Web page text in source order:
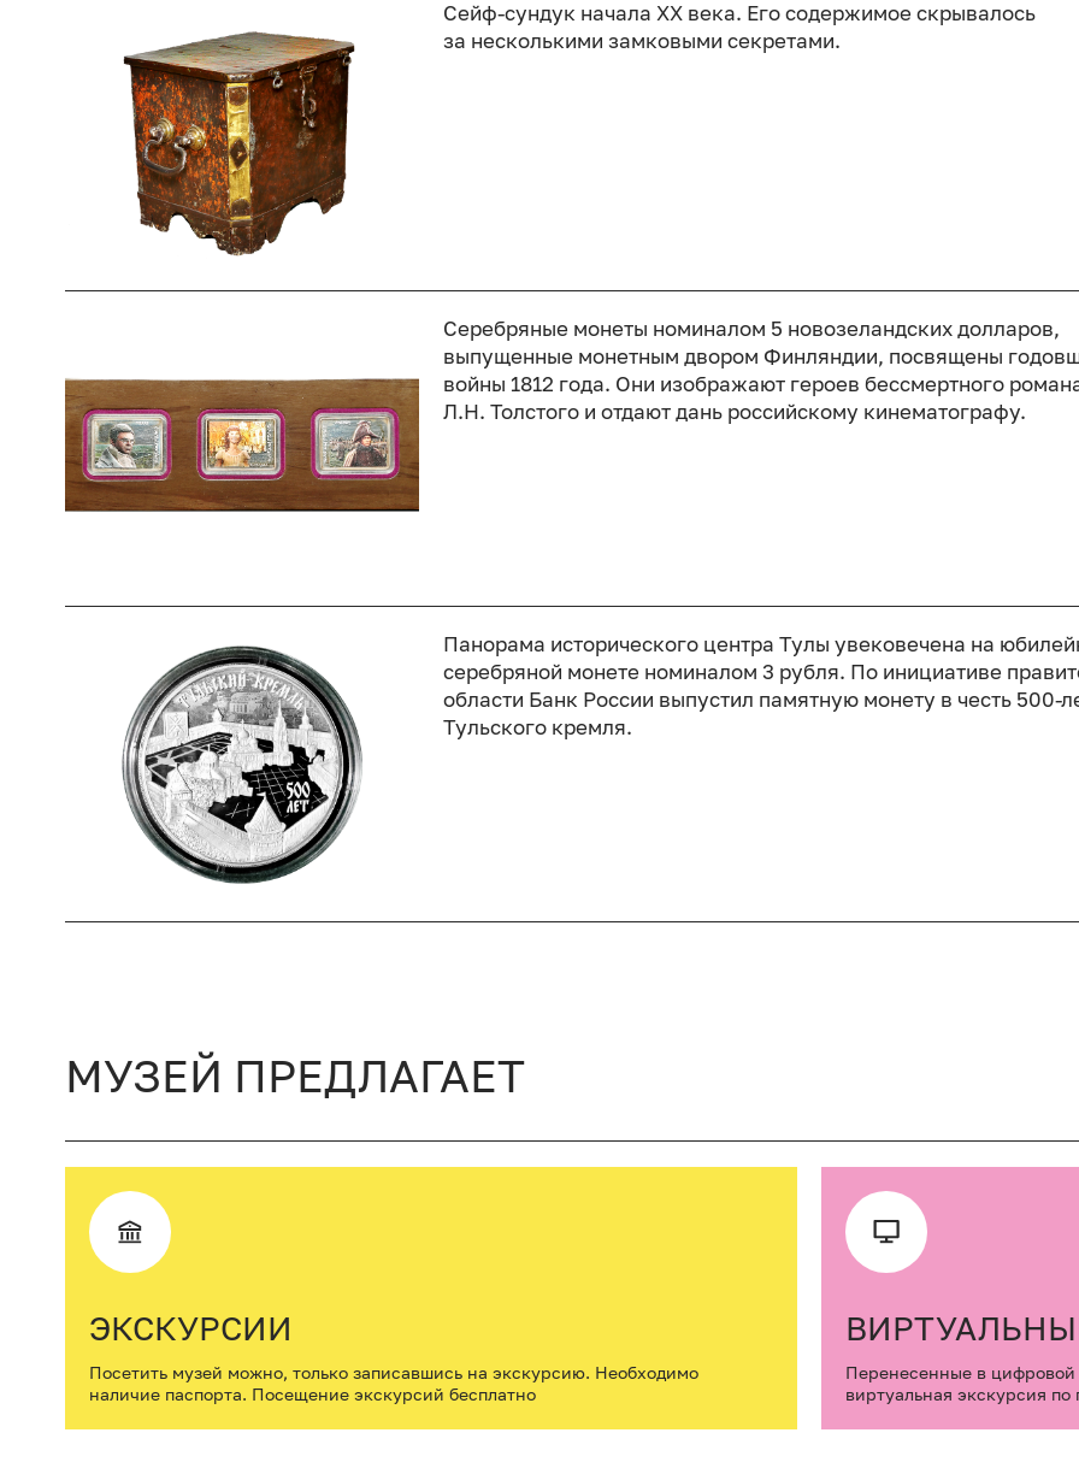
Сейф-сундук начала ХХ века. Его содержимое скрывалось
за несколькими замковыми секретами.
Серебряные монеты номиналом 5 новозеландских долларов,
выпущенные монетным двором Финляндии, посвящены
войны 1812 года. Они изображают героев бессмертного
Л.Н. Толстого и отдают дань российскому кинематографу.
Панорама исторического центра Тулы увековечена на
серебряной монете номиналом 3 рубля. По инициативе
области Банк России выпустил памятную монету в честь 500-
Тульского кремля.
МУЗЕЙ ПРЕДЛАГАЕТ
ЭКСКУРСИИ
Посетить музей можно, только записавшись на экскурсию. Необходимо
наличие паспорта. Посещение экскурсий бесплатно
Перенесенные в
виртуальная экскурсия